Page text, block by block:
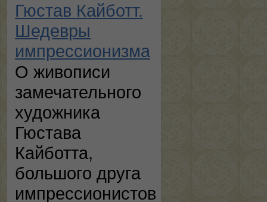
Гюстав Кайботт.
Шедевры
импрессионизма
О живописи
замечательного
художника
Гюстава
Кайботта,
большого друга
импрессионистов